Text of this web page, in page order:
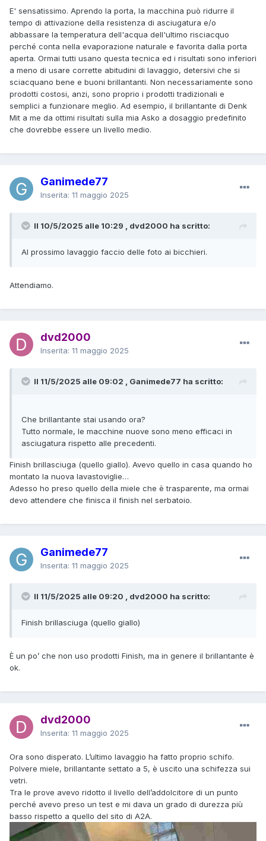
E' sensatissimo. Aprendo la porta, la macchina può ridurre il
tempo di attivazione della resistenza di asciugatura e/o
abbassare la temperatura dell'acqua dell'ultimo risciacquo
perché conta nella evaporazione naturale e favorita dalla porta
aperta. Ormai tutti usano questa tecnica ed i risultati sono inferiori
a meno di usare corrette abitudini di lavaggio, detersivi che si
sciacquano bene e buoni brillantanti. Non necessariamente sono
prodotti costosi, anzi, sono proprio i prodotti tradizionali e
semplici a funzionare meglio. Ad esempio, il brillantante di Denk
Mit a me da ottimi risultati sulla mia Asko a dosaggio predefinito
che dovrebbe essere un livello medio.
Ganimede77
Inserita: 11 maggio 2025
Il 10/5/2025 alle 10:29 , dvd2000 ha scritto:
Al prossimo lavaggio faccio delle foto ai bicchieri.
Attendiamo.
dvd2000
Inserita: 11 maggio 2025
Il 11/5/2025 alle 09:02 , Ganimede77 ha scritto:
Che brillantante stai usando ora?
Tutto normale, le macchine nuove sono meno efficaci in
asciugatura rispetto alle precedenti.
Finish brillasciuga (quello giallo). Avevo quello in casa quando ho
montato la nuova lavastoviglie…
Adesso ho preso quello della miele che è trasparente, ma ormai
devo attendere che finisca il finish nel serbatoio.
Ganimede77
Inserita: 11 maggio 2025
Il 11/5/2025 alle 09:20 , dvd2000 ha scritto:
Finish brillasciuga (quello giallo)
È un po’ che non uso prodotti Finish, ma in genere il brillantante è
ok.
dvd2000
Inserita: 11 maggio 2025
Ora sono disperato. L’ultimo lavaggio ha fatto proprio schifo.
Polvere miele, brillantante settato a 5, è uscito una schifezza sui
vetri.
Tra le prove avevo ridotto il livello dell’addolcitore di un punto
perché avevo preso un test e mi dava un grado di durezza più
basso rispetto a quello del sito di A2A.